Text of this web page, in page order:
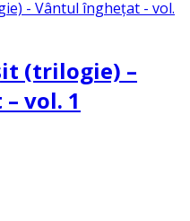
(trilogie) –
vol. 1